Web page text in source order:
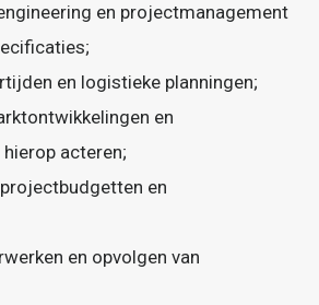
en projectmanagement
en logistieke planningen;
en
acteren;
en
en opvolgen van